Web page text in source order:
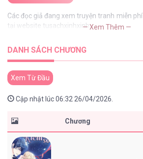
Các đọc giả đang xem truyện tranh miễn phí
tại website tusachxinhxinh— Xem Thêm —
DANH SÁCH CHƯƠNG
Xem Từ Đầu
Cập nhật lúc 06:32 26/04/2026.
Chương